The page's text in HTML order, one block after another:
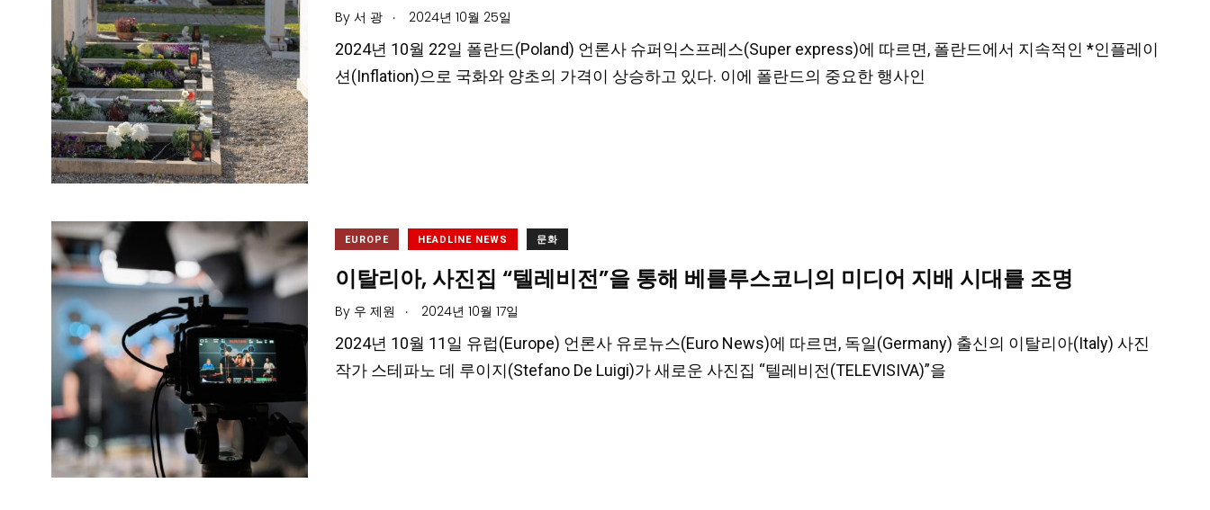
By 서 광 . 2024년 10월 25일
2024년 10월 22일 폴란드(Poland) 언론사 슈퍼익스프레스(Super express)에 따르면, 폴란드에서 지속적인 *인플레이
션(Inflation)으로 국화와 양초의 가격이 상승하고 있다. 이에 폴란드의 중요한 행사인
EUROPE HEADLINE NEWS 문화
이탈리아, 사진집 “텔레비전”을 통해 베를루스코니의 미디어 지배 시대를 조명
By 우 제원 . 2024년 10월 17일
2024년 10월 11일 유럽(Europe) 언론사 유로뉴스(Euro News)에 따르면, 독일(Germany) 출신의 이탈리아(Italy) 사진
작가 스테파노 데 루이지(Stefano De Luigi)가 새로운 사진집 “텔레비전(TELEVISIVA)”을